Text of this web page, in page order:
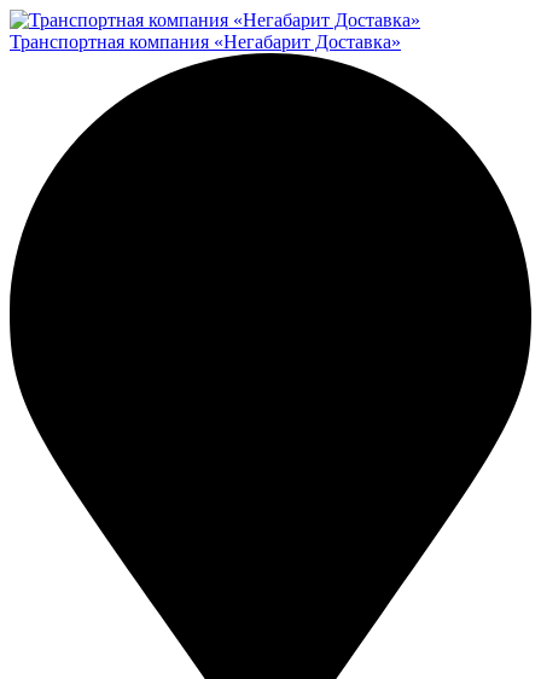
Транспортная компания «Негабарит Доставка»